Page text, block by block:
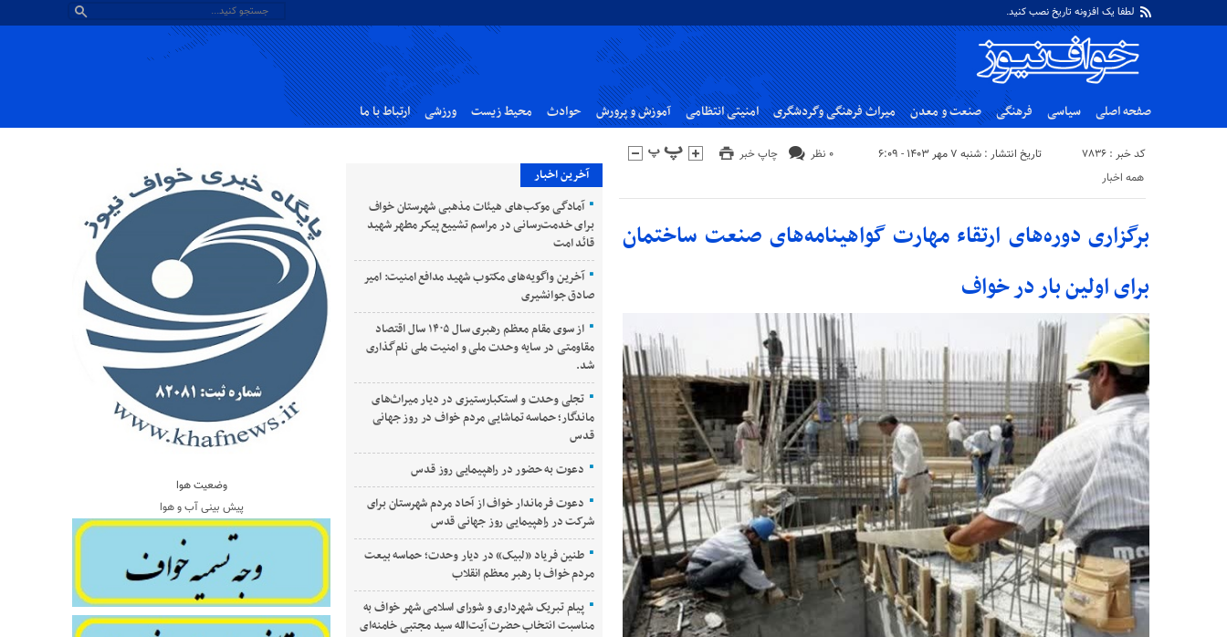
لطفا یک افزونه تاریخ نصب کنید.
صفحه اصلی سیاسی فرهنگی صنعت و معدن میراث فرهنگی وگردشگری امنیتی انتظامی آموزش و پرورش حوادث محیط زیست ورزشی ارتباط با ما
کد خبر : ۷۸۳۶ تاریخ انتشار : شنبه ۷ مهر ۱۴۰۳ - ۶:۰۹ چاپ خبر
۰ نظر
همه اخبار
برگزاری دوره‌های ارتقاء مهارت گواهینامه‌های صنعت ساختمان
برای اولین بار در خواف
آخرین اخبار
آمادگی موکب‌های هیئات مذهبی شهرستان خواف
برای خدمت‌رسانی در مراسم تشییع پیکر مطهر شهید
قائد امت
آخرین واگویه‌های مکتوب شهید مدافع امنیت: امیر
صادق جوانشیری
از سوی مقام معظم رهبری سال ۱۴۰۵ سال اقتصاد
مقاومتی در سایه وحدت ملی و امنیت ملی نام‌گذاری
شد.
تجلی وحدت و استکبارستیزی در دیار میراث‌های
ماندگار؛ حماسه تماشایی مردم خواف در روز جهانی
قدس
دعوت به حضور در راهپیمایی روز قدس
دعوت فرماندار خواف از آحاد مردم شهرستان برای
شرکت در راهپیمایی روز جهانی قدس
طنین فریاد «لبیک» در دیار وحدت؛ حماسه بیعت
مردم خواف با رهبر معظم انقلاب
پیام تبریک شهرداری و شورای اسلامی شهر خواف به
مناسبت انتخاب حضرت آیت‌الله سید مجتبی خامنه‌ای
وضعیت هوا
پیش بینی آب و هوا